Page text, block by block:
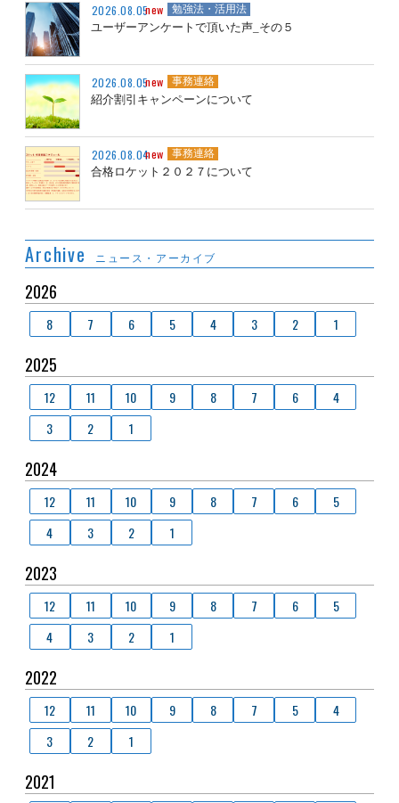
2026.08.05new 勉強法・活用法
ユーザーアンケートで頂いた声_その５
2026.08.05new 事務連絡
紹介割引キャンペーンについて
2026.08.04new 事務連絡
合格ロケット２０２７について
Archive ニュース・アーカイブ
2026
8 7 6 5 4 3 2 1
2025
12 11 10 9 8 7 6
4
3
2 1
2024
12 11 10 9 8 7 6
5
4
3 2 1
2023
12 11 10 9 8 7 6
5
4
3 2 1
2022
12 11 10 9 8 7 5
4
3
2 1
2021